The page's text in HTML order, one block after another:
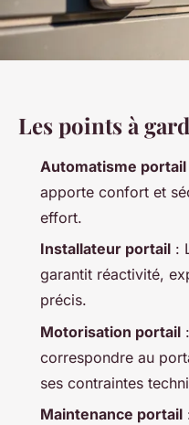
Les points à
Automatisme portail
apporte confort et
effort.
Installateur portail :
garantit réactivité,
précis.
Motorisation portail
correspondre au
ses contraintes
Maintenance portail